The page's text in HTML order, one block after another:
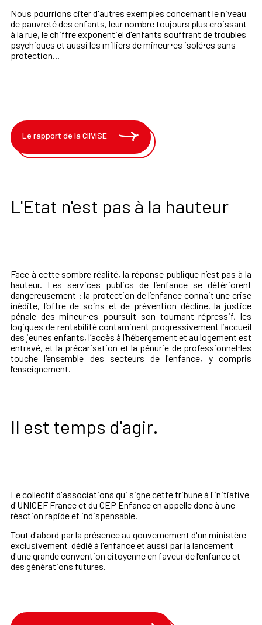
Nous pourrions citer d'autres exemples concernant le niveau
de pauvreté des enfants, leur nombre toujours plus croissant
à la rue, le chiffre exponentiel d'enfants souffrant de troubles
psychiques et aussi les milliers de mineur⋅es isolé⋅es sans
protection...
Le rapport de la CIIVISE
L'Etat n'est pas à la hauteur
Face à cette sombre réalité, la réponse publique n’est pas à la
hauteur. Les services publics de l’enfance se détériorent
dangereusement : la protection de l’enfance connait une crise
inédite, l’offre de soins et de prévention décline, la justice
pénale des mineur⋅es poursuit son tournant répressif, les
logiques de rentabilité contaminent progressivement l’accueil
des jeunes enfants, l’accès à l’hébergement et au logement est
entravé, et la précarisation et la pénurie de professionnel⋅les
touche l’ensemble des secteurs de l'enfance, y compris
l’enseignement.
Il est temps d'agir.
Le collectif d'associations qui signe cette tribune à l'initiative
d'UNICEF France et du CEP Enfance en appelle donc à une
réaction rapide et indispensable.
Tout d'abord par la présence au gouvernement d'un ministère
exclusivement dédié à l'enfance et aussi par la lancement
d'une grande convention citoyenne en faveur de l’enfance et
des générations futures.